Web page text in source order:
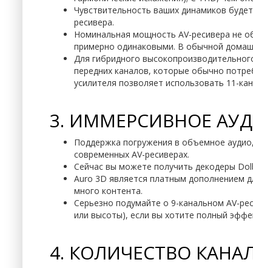
Чувствительность ваших динамиков
ресивера.
Номинальная мощность AV-ресивера не
примерно одинаковыми. В обычной
Для гибридного
передних каналов, которые обычно
усилителя позволяет использовать 11-
3. ИММЕРСИВНОЕ
Поддержка погружения в объемное
современных AV-ресиверах.
Сейчас вы можете получить декодеры
Auro 3D является платным дополнением
много контента.
Серьезно подумайте о 9-канальном AV-
или высоты), если вы хотите полный
4. КОЛИЧЕСТВО